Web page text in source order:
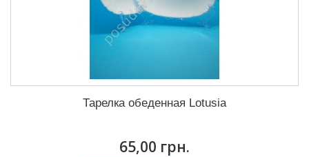
Тарелка обеденная Lotusia
65,00 грн.